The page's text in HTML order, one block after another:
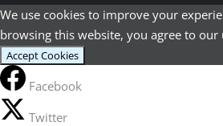
We use cookies to improve your
browsing this website, you agree to our
Accept Cookies
Facebook
Twitter